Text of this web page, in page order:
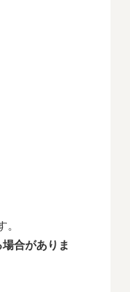
合がありま